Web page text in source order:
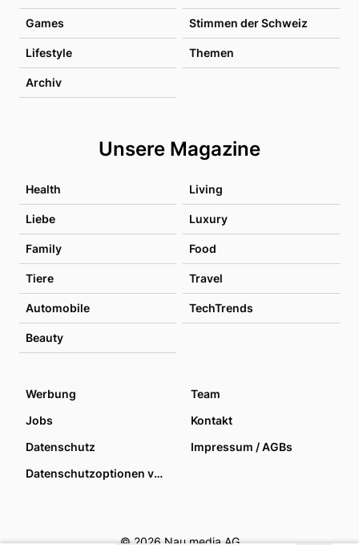
Games Stimmen der Schweiz
Lifestyle Themen
Archiv
Unsere Magazine
Health Living
Liebe Luxury
Family Food
Tiere Travel
Automobile TechTrends
Beauty
Werbung
Team
Jobs
Kontakt
Datenschutz
Impressum / AGBs
Datenschutzoptionen verwalten
© 2026 Nau media AG